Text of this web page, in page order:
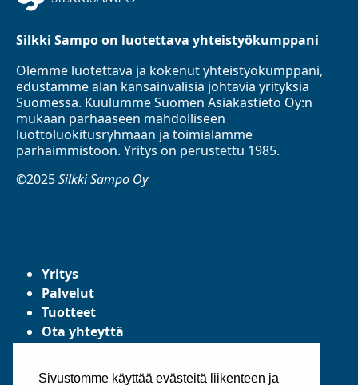
Sivustomme käyttää evästeitä liikenteen ja
Silkki Sampo on luotettava yhteistyökumppani
Olemme luotettava ja kokenut yhteistyökumppani,
edustamme alan kansainvälisiä johtavia yrityksiä
Suomessa. Kuulumme Suomen Asiakastieto Oy:n
mukaan parhaaseen mahdolliseen
luottoluokitusryhmään ja toimialamme
parhaimmistoon. Yritys on perustettu 1985.
©2025Silkki Sampo Oy
Yritys
Palvelut
Tuotteet
Ota yhteyttä
Yleiset toimitusehdot